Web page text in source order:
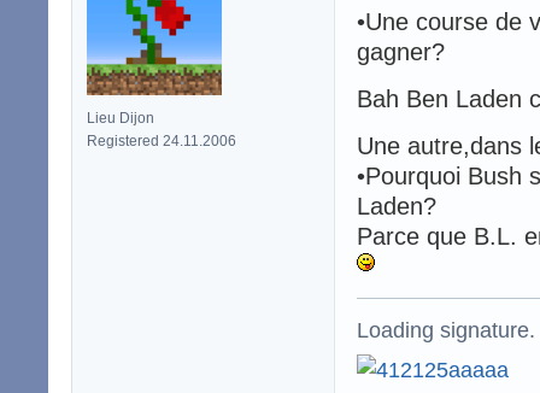
Lieu Dijon
Registered 24.11.2006
•Une course de
gagner?
Bah Ben Laden
Une autre,dans
•Pourquoi Bush
Laden?
Parce que B.L.
Loading signature.